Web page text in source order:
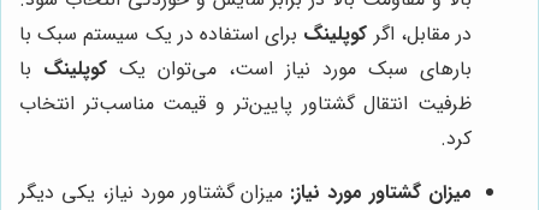
در مقابل، اگر کوپلینگ برای استفاده در یک سیستم سبک با
بارهای سبک مورد نیاز است، می‌توان یک کوپلینگ با
ظرفیت انتقال گشتاور پایین‌تر و قیمت مناسب‌تر انتخاب
کرد.
میزان گشتاور مورد نیاز: میزان گشتاور مورد نیاز، یکی دیگر